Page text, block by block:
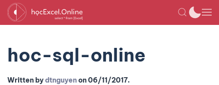
hoc-sql-online
Written bydtnguyenon06/11/2017.